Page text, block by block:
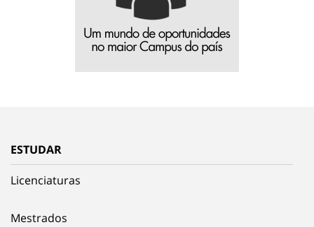
ESTUDAR
Licenciaturas
Mestrados